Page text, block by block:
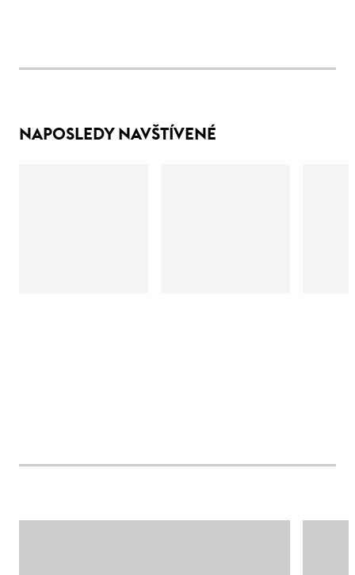
NAPOSLEDY NAVŠTÍVENÉ